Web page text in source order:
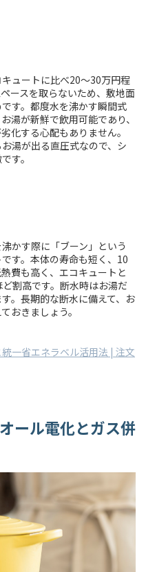
ュートに比べ20〜30万円程
ースを取らないため、敷地面
す。都度水を沸かす瞬間式
湯が新鮮で飲用可能であり、
化する心配もありません。
湯が出る直圧式なので、シ
す。
かす際に「ブーン」という
す。本体の寿命も短く、10
費も高く、エコキュートと
割高です。断水時はお湯だ
。長期的な断水に備えて、お
おきましょう。
一省エネラベル活用法 | 注文
ール電化とガス併